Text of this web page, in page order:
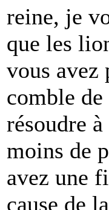
reine, je
que les
vous avez
comble
résoudre
moins de
avez une
cause de